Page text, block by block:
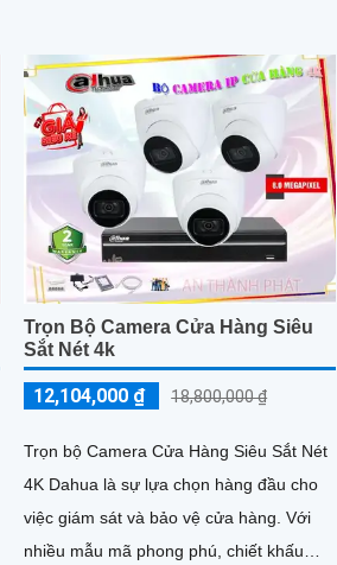
trong điều kiện thiếu sáng
Trọn Bộ Camera Cửa Hàng Siêu
Sắt Nét 4k
12,104,000 ₫ 18,800,000 ₫
Trọn bộ Camera Cửa Hàng Siêu Sắt Nét
4K Dahua là sự lựa chọn hàng đầu cho
việc giám sát và bảo vệ cửa hàng. Với
nhiều mẫu mã phong phú, chiết khấu